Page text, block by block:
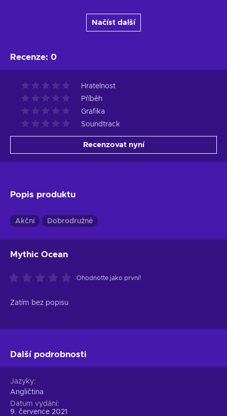
Načíst další
Recenze: 0
Hratelnost
Příběh
Grafika
Soundtrack
Recenzovat nyní
Popis produktu
Akční Dobrodružné
Mythic Ocean
Ohodnoťte jako první!
Zatím bez popisu
Další podrobnosti
Jazyky
Angličtina
Datum vydání
9. července 2021